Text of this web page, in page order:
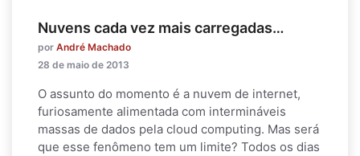
Nuvens cada vez mais carregadas…
por André Machado
28 de maio de 2013
O assunto do momento é a nuvem de internet,
furiosamente alimentada com intermináveis
massas de dados pela cloud computing. Mas será
que esse fenômeno tem um limite? Todos os dias